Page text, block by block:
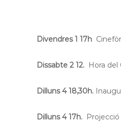
Divendres 1 17h
Dissabte 2 12. Hora del
Dilluns 4 18,30h.
Dilluns 4 17h. Projecció